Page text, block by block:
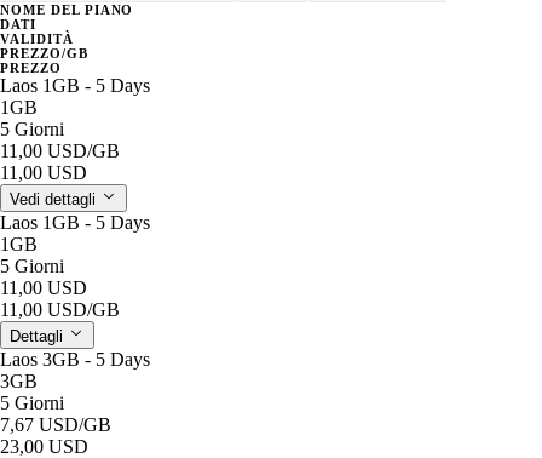
NOME DEL PIANO
DATI
VALIDITÀ
PREZZO/GB
PREZZO
Laos 1GB - 5 Days
1GB
5 Giorni
11,00 USD/GB
11,00 USD
Vedi dettagli
Laos 1GB - 5 Days
1GB
5 Giorni
11,00 USD
11,00 USD/GB
Dettagli
Laos 3GB - 5 Days
3GB
5 Giorni
7,67 USD/GB
23,00 USD